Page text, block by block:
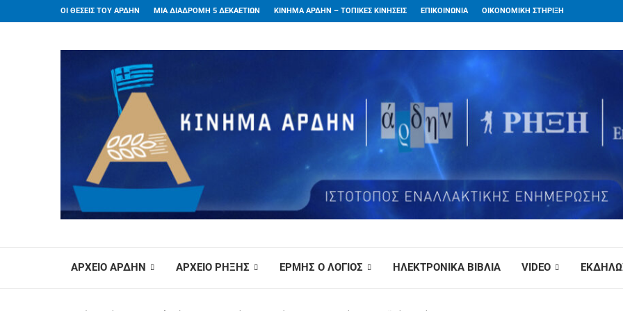
ΟΙ ΘΕΣΕΙΣ ΤΟΥ ΑΡΔΗΝ ΜΙΑ ΔΙΑΔΡΟΜΗ 5 ΔΕΚΑΕΤΙΩΝ ΚΙΝΗΜΑ ΑΡΔΗΝ – ΤΟΠΙΚΕΣ ΚΙΝΗΣΕΙΣ ΕΠΙΚΟΙΝΩΝΙΑ ΟΙΚΟΝΟΜΙΚΗ ΣΤΗΡΙΞΗ
ΑΡΧΕΙΟ ΑΡΔΗΝ ΑΡΧΕΙΟ ΡΗΞΗΣ ΕΡΜΗΣ Ο ΛΟΓΙΟΣ ΗΛΕΚΤΡΟΝΙΚΑ ΒΙΒΛΙΑ VIDEO